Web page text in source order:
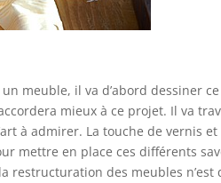
meuble, il va d’abord dessiner
mieux à ce projet. Il va
à admirer. La touche de vernis
mettre en place ces différents
des meubles